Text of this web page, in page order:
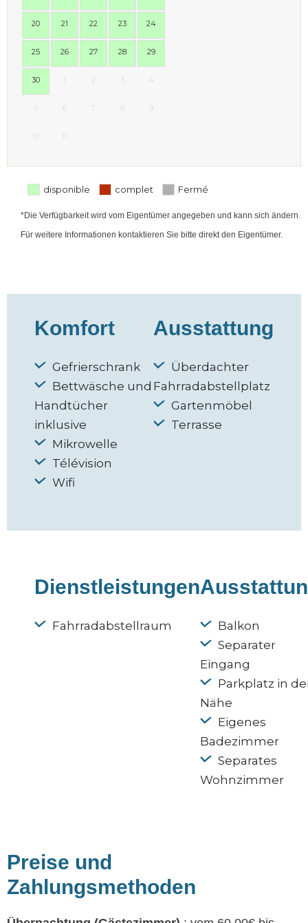
20 21 22 23 24
25 26 27 28 29
30 1 3 4
5 7 8
10 11
disponible complet Fermé
*Die Verfügbarkeit wird vom Eigentümer angegeben und kann sich ändern.
Für weitere Informationen kontaktieren Sie bitte direkt den Eigentümer.
Komfort
Gefrierschrank
Bettwäsche und
Handtücher
inklusive
Mikrowelle
Télévision
Wifi
Ausstattung
Überdachter
Fahrradabstellplatz
Gartenmöbel
Terrasse
Dienstleistungen
Fahrradabstellraum
Balkon
Separater
Eingang
Parkplatz in
Nähe
Eigenes
Badezimmer
Separates
Wohnzimmer
Preise und
Zahlungsmethoden